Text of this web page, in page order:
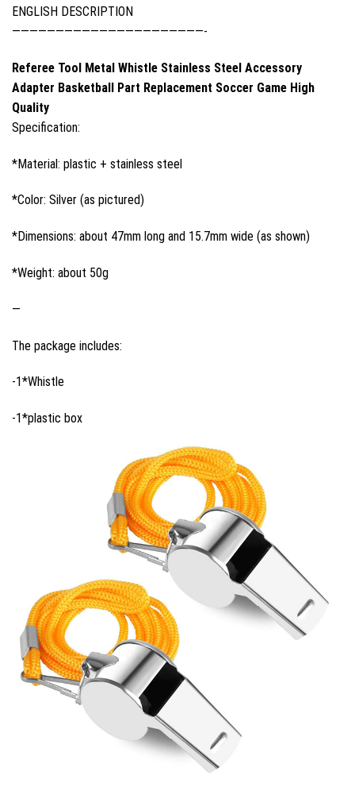
ENGLISH DESCRIPTION
——————————————————————-
Referee Tool Metal Whistle Stainless Steel Accessory
Adapter Basketball Part Replacement Soccer Game High
Quality
Specification:
*Material: plastic + stainless steel
*Color: Silver (as pictured)
*Dimensions: about 47mm long and 15.7mm wide (as shown)
*Weight: about 50g
—
The package includes:
-1*Whistle
-1*plastic box